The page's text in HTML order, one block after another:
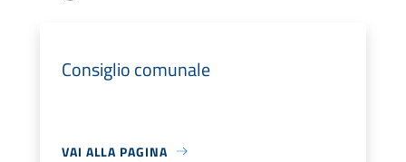
Consiglio comunale
VAI ALLA PAGINA